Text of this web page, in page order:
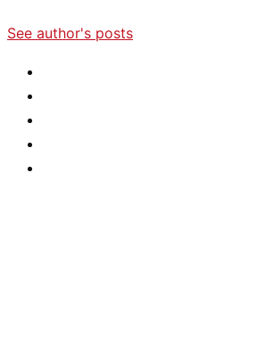
See author's posts